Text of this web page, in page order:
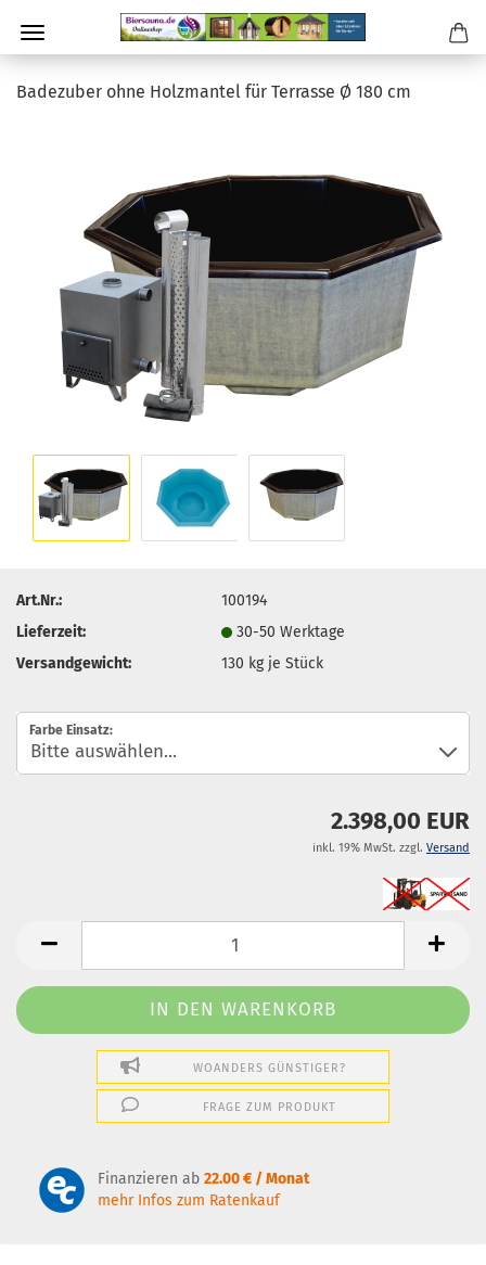
Badezuber ohne Holzmantel für Terrasse Ø 180 cm
Art.Nr.:
100194
Lieferzeit:
30-50 Werktage
Versandgewicht:
130 kg je Stück
Farbe Einsatz:
2.398,00 EUR
inkl. 19% MwSt. zzgl. Versand
WOANDERS GÜNSTIGER?
FRAGE ZUM PRODUKT
Finanzieren ab 22.00 € / Monat
mehr Infos zum Ratenkauf